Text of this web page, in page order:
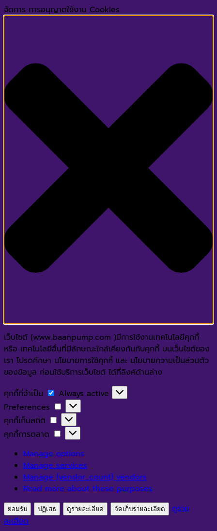
จัดการ การอนุญาตใช้งาน Cookies
เว็บไซต์ (www.baanpump.com )มีการใช้งานเทคโนโลยีคุกกี้
หรือ เทคโนโลยีอื่นที่มีลักษณะใกล้เคียงกันกับคุกกี้ บนเว็บไซต์ของ
เรา โปรดศึกษา นโยบายการใช้คุกกี้ และ นโยบายความเป็นส่วนตัว
ของข้อมูล ก่อนใช้บริการเว็บไซต์ ได้ที่ลิงค์ด้านล่าง
คุกกี้ที่จำเป็น
คุกกี้
ที่
จำเป็น
Always active
Preferences
Preferences
คุกกี้เก็บสถิติ
คุกกี้
เก็บ
สถิติ
คุกกี้การตลาด
คุกกี้
การ
ตลาด
Manage options
Manage services
Manage {vendor_count} vendors
Read more about these purposes
ยอมรับ ปฏิเสธ ดูรายละเอียด จัดเก็บรายละเอียด
ดูราย
ละเอียด